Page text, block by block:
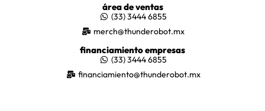
área de ventas
(33) 3444 6855
merch@thunderobot.mx
financiamiento empresas
(33) 3444 6855
financiamiento@thunderobot.mx